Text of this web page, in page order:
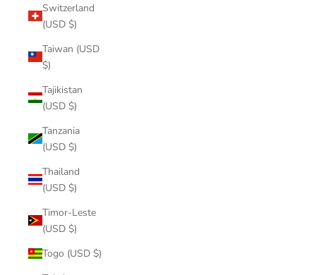
Switzerland
(USD $)
Taiwan (USD
$)
Tajikistan
(USD $)
Tanzania
(USD $)
Thailand
(USD $)
Timor-Leste
(USD $)
Togo (USD $)